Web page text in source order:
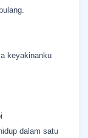
keyakinanku
dalam satu